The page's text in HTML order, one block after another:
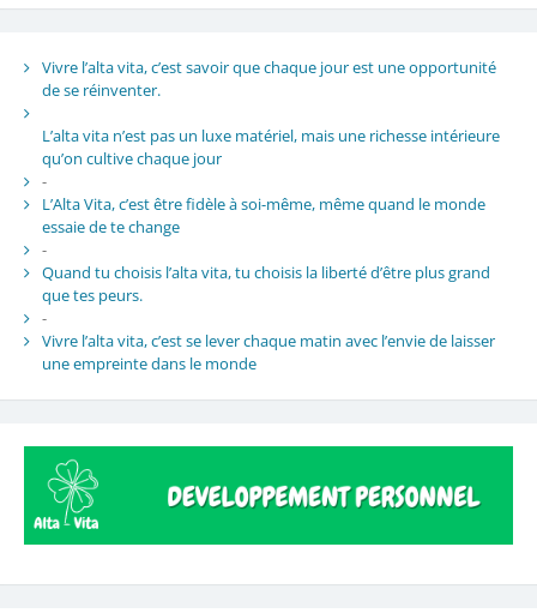
Vivre l’alta vita, c’est savoir que chaque jour est une opportunité
de se réinventer.
L’alta vita n’est pas un luxe matériel, mais une richesse intérieure
qu’on cultive chaque jour
-
L’Alta Vita, c’est être fidèle à soi-même, même quand le monde
essaie de te change
-
Quand tu choisis l’alta vita, tu choisis la liberté d’être plus grand
que tes peurs.
-
Vivre l’alta vita, c’est se lever chaque matin avec l’envie de laisser
une empreinte dans le monde